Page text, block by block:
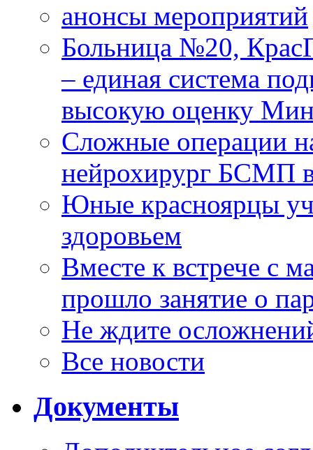
анонсы мероприятий
Больница №20,
– единая система
высокую оценку
Сложные операции
нейрохирург БСМП
Юные красноярцы
здоровьем
Вместе к встрече с
прошло занятие о
Не ждите
Все новости
Документы